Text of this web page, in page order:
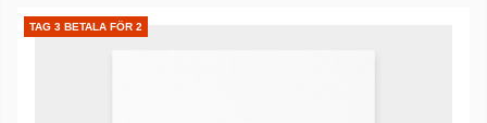
TAG 3 BETALA FÖR 2
Tuotekuvat